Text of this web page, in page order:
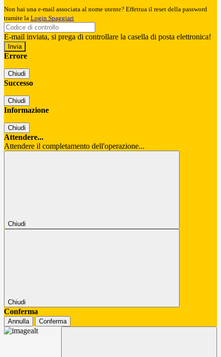
Non hai una e-mail associata al nome utente? Effettua il reset della password
tramite la Login Spaggiari
E-mail inviata, si prega di controllare la casella di posta elettronica!
Errore
Chiudi
Successo
Chiudi
Informazione
Chiudi
Attendere...
Attendere il completamento dell'operazione...
Chiudi
Chiudi
Conferma
Annulla Conferma